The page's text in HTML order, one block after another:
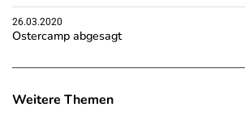
26.03.2020
Ostercamp abgesagt
Weitere Themen